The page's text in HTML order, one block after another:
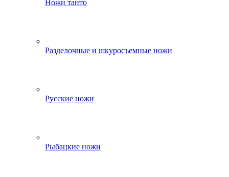
Ножи танто
Разделочные и шкуросъемные ножи
Русские ножи
Рыбацкие ножи